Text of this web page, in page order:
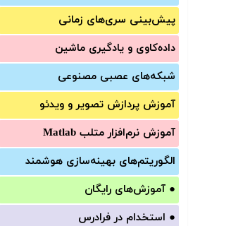
پیش‌‌بینی سری‌‌های زمانی
داده‌کاوی و یادگیری ماشین
شبکه‌های عصبی مصنوعی
آموزش‌ پردازش تصویر و ویدئو
آموزش‌ نرم‌افزار متلب Matlab
الگوریتم‌های بهینه‌سازی هوشمند
● آموزش‌های رایگان
● استخدام در فرادرس